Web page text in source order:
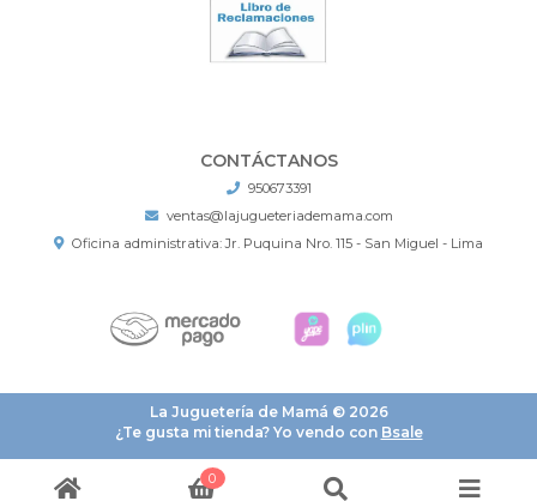
CONTÁCTANOS
950673391
ventas@lajugueteriademama.com
Oficina administrativa: Jr. Puquina Nro. 115 - San Miguel - Lima
La Juguetería de Mamá © 2026
¿Te gusta mi tienda? Yo vendo con Bsale
0